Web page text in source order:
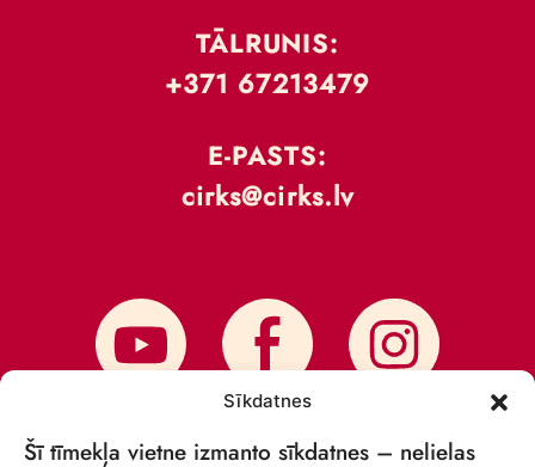
Sīkdatnes
Šī tīmekļa vietne izmanto sīkdatnes – nelielas
TĀLRUNIS:
+371 67213479
E-PASTS:
cirks@cirks.lv